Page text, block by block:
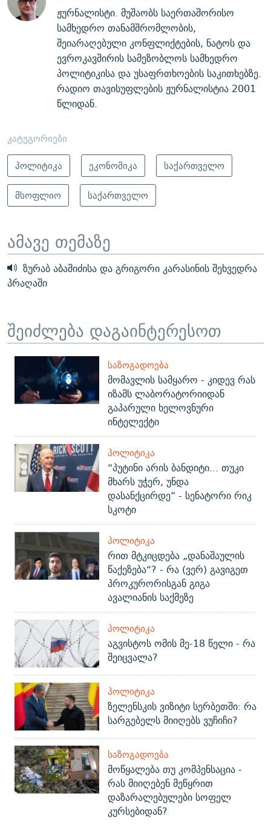
ჟურნალისტი. მუშაობს საერთაშორისო
სამხედრო თანამშრომლობის,
შეიარაღებული კონფლიქტების, ნატოს და
ევროკავშირის სამეზობლოს სამხედრო
პოლიტიკისა და უსაფრთხოების საკითხებზე.
რადიო თავისუფლების ჟურნალისტია 2001
წლიდან.
კატეგორიები
პოლიტიკა
ეკონომიკა
საქართველო
მსოფლიო
საქართველო
ამავე თემაზე
ზურაბ აბაშიძისა და გრიგორი კარასინის შეხვედრა
პრაღაში
შეიძლება დაგაინტერესოთ
ᲡᲐᲖᲝᲒᲐᲓᲝᲔᲑᲐ
მომავლის სამყარო - კიდევ რას
იზამს ლაბორატორიიდან
გაპარული ხელოვნური
ინტელექტი
ᲞᲝᲚᲘᲢᲘᲙᲐ
“პუტინი არის ბანდიტი... თუკი
მხარს უჭერ, უნდა
დასანქცირდე” - სენატორი რიკ
სკოტი
ᲞᲝᲚᲘᲢᲘᲙᲐ
რით მტკიცდება „დანაშაულის
წაქეზება“? - რა (ვერ) გავიგეთ
პროკურორისგან გიგა
ავალიანის საქმეზე
ᲞᲝᲚᲘᲢᲘᲙᲐ
აგვისტოს ომის მე-18 წელი - რა
შეიცვალა?
ᲞᲝᲚᲘᲢᲘᲙᲐ
ზელენსკის ვიზიტი სერბეთში: რა
სარგებელს მიიღებს ვუჩიჩი?
ᲡᲐᲖᲝᲒᲐᲓᲝᲔᲑᲐ
მოწყალება თუ კომპენსაცია -
რას მიიღებენ მეწყრით
დაზარალებულები სოფელ
კურსებიდან?